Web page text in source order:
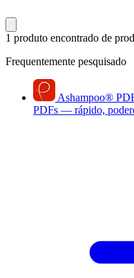
1 produto encontrado de
Frequentemente pesquisado
Ashampoo®
PDFs — rápido,